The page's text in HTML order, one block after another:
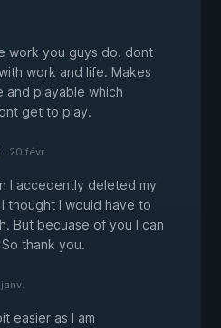
work you guys do. dont
work and life. Makes
and playable which
get to play.
20 févr.
I accedently deleted my
thought I would have to
But becuase of you I can
thank you.
easier as I am